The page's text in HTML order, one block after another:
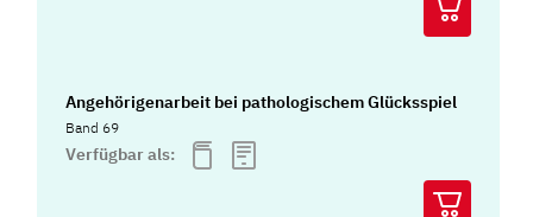
Angehörigenarbeit bei pathologischem Glücksspiel
Band 69
Verfügbar als: